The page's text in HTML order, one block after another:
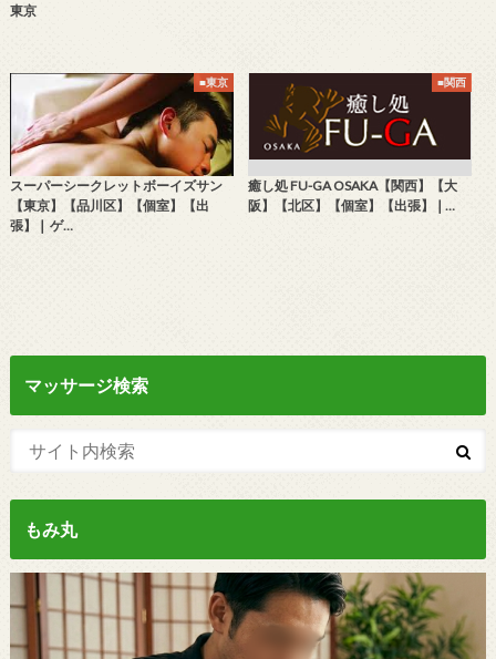
東京
■東京
スーパーシークレットボーイズサン
【東京】【品川区】【個室】【出
張】❘ ゲ…
■関西
癒し処 FU-GA OSAKA【関西】【大
阪】【北区】【個室】【出張】❘…
マッサージ検索
もみ丸